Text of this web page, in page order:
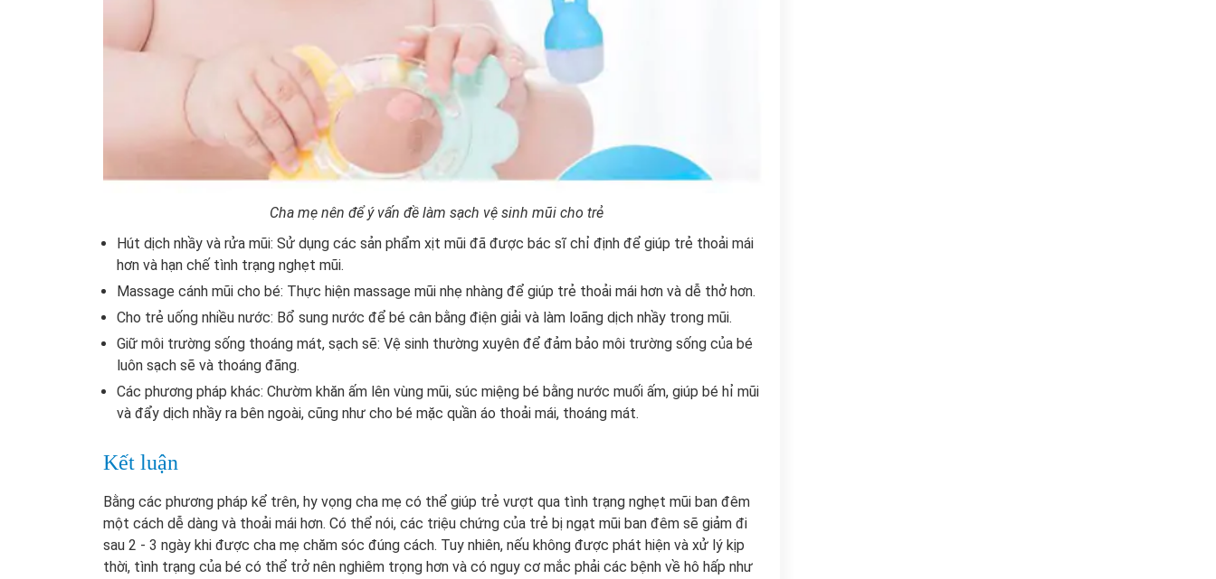
Cha mẹ nên để ý vấn đề làm sạch vệ sinh mũi cho trẻ
Hút dịch nhầy và rửa mũi: Sử dụng các sản phẩm xịt mũi đã được bác sĩ chỉ định để giúp trẻ thoải mái
hơn và hạn chế tình trạng nghẹt mũi.
Massage cánh mũi cho bé: Thực hiện massage mũi nhẹ nhàng để giúp trẻ thoải mái hơn và dễ thở hơn.
Cho trẻ uống nhiều nước: Bổ sung nước để bé cân bằng điện giải và làm loãng dịch nhầy trong mũi.
Giữ môi trường sống thoáng mát, sạch sẽ: Vệ sinh thường xuyên để đảm bảo môi trường sống của bé
luôn sạch sẽ và thoáng đãng.
Các phương pháp khác: Chườm khăn ấm lên vùng mũi, súc miệng bé bằng nước muối ấm, giúp bé hỉ mũi
và đẩy dịch nhầy ra bên ngoài, cũng như cho bé mặc quần áo thoải mái, thoáng mát.
Kết luận
Bằng các phương pháp kể trên, hy vọng cha mẹ có thể giúp trẻ vượt qua tình trạng nghẹt mũi ban đêm
một cách dễ dàng và thoải mái hơn. Có thể nói, các triệu chứng của trẻ bị ngạt mũi ban đêm sẽ giảm đi
sau 2 - 3 ngày khi được cha mẹ chăm sóc đúng cách. Tuy nhiên, nếu không được phát hiện và xử lý kịp
thời, tình trạng của bé có thể trở nên nghiêm trọng hơn và có nguy cơ mắc phải các bệnh về hô hấp như